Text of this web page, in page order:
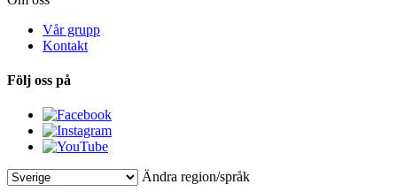
Vår grupp
Kontakt
Följ oss på
Ändra region/språk